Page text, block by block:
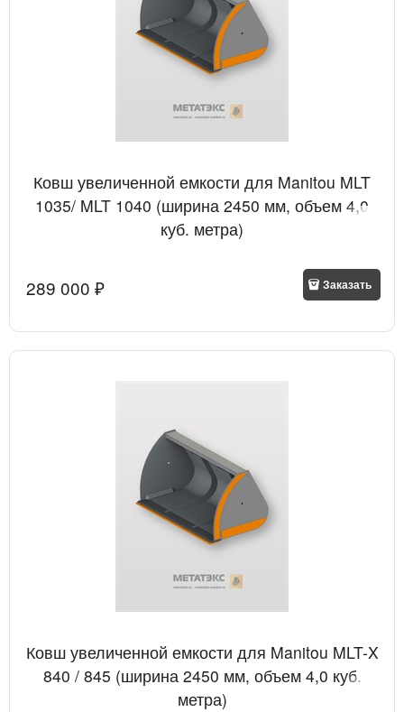
Ковш увеличенной емкости для Manitou MLT
1035/ MLT 1040 (ширина 2450 мм, объем 4,0
куб. метра)
289 000 ₽ Заказать
Ковш увеличенной емкости для Manitou MLT-X
840 / 845 (ширина 2450 мм, объем 4,0 куб.
метра)